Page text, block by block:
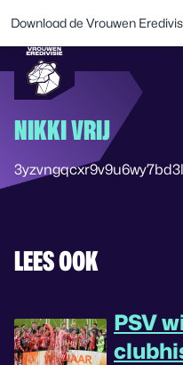
NIKKI VRIJ
LEES OOK
PSV
Download de Vrouwen